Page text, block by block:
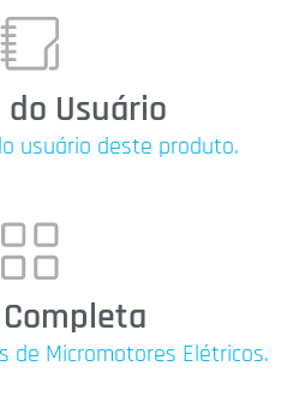
Usuário
usuário deste produto.
de Micromotores Elétricos.